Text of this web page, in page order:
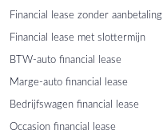
Financial lease zonder aanbetaling
Financial lease met slottermijn
BTW-auto financial lease
Marge-auto financial lease
Bedrijfswagen financial lease
Occasion financial lease